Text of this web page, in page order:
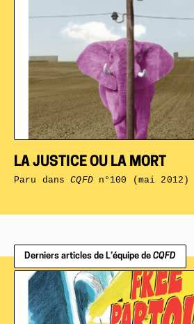
LA JUSTICE OU LA MORT
Paru dansCQFDn°100 (mai 2012)
Derniers articles de L’équipe de CQFD